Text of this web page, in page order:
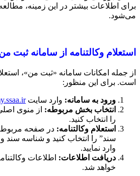
برای اطلاعات بیشتر در این زمینه،
می‌شود.
استعلام وکالتنامه از سامانه ثبت
از جمله امکانات سامانه «ثبت من»،
است. برای این منظور:
ورود به سامانه: وارد سایت
انتخاب بخش مربوطه: از منوی
را انتخاب کنید.
استعلام وکالتنامه: در صفحه
سند” را انتخاب کنید و شناسه سند و
وارد نمایید.
دریافت اطلاعات: اطلاعات
خواهد شد.